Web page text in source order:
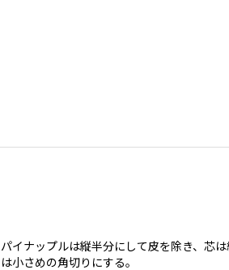
パイナップルは縦半分にして皮を除き、芯
は小さめの角切りにする。